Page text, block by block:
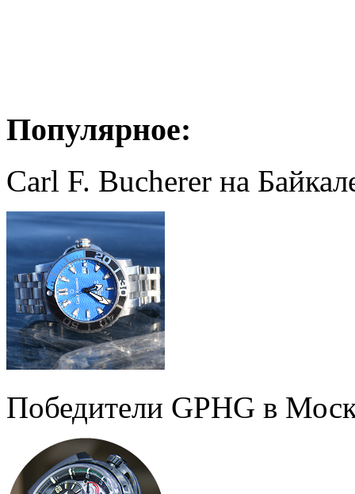
Популярное:
Carl F. Bucherer на
Победители GPHG в